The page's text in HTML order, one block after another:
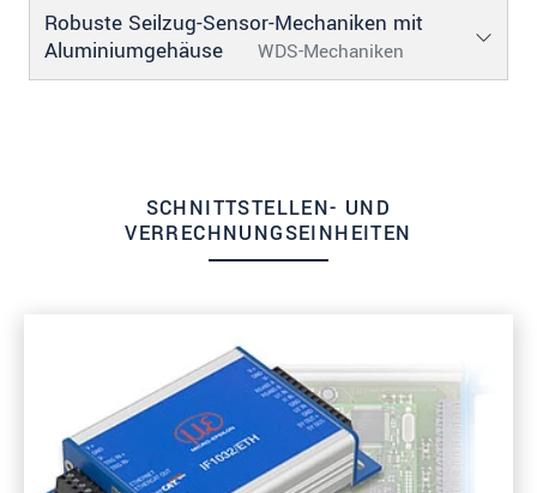
Robuste Seilzug-Sensor-Mechaniken mit
Aluminiumgehäuse
WDS-Mechaniken
SCHNITTSTELLEN- UND
VERRECHNUNGSEINHEITEN